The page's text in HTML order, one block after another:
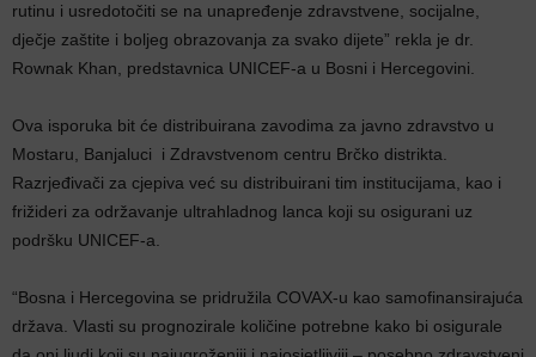
rutinu i usredotočiti se na unapređenje zdravstvene, socijalne,
dječje zaštite i boljeg obrazovanja za svako dijete” rekla je dr.
Rownak Khan, predstavnica UNICEF-a u Bosni i Hercegovini.
Ova isporuka bit će distribuirana zavodima za javno zdravstvo u
Mostaru, Banjaluci i Zdravstvenom centru Brčko distrikta.
Razrjeđivači za cjepiva već su distribuirani tim institucijama, kao i
frižideri za održavanje ultrahladnog lanca koji su osigurani uz
podršku UNICEF-a.
“Bosna i Hercegovina se pridružila COVAX-u kao samofinansirajuća
država. Vlasti su prognozirale količine potrebne kako bi osigurale